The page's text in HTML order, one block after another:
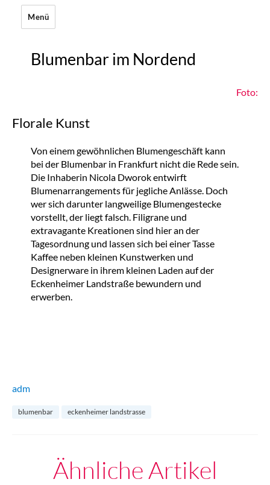
Menü
Blumenbar im Nordend
Foto:
Florale Kunst
Von einem gewöhnlichen Blumengeschäft kann
bei der Blumenbar in Frankfurt nicht die Rede sein.
Die Inhaberin Nicola Dworok entwirft
Blumenarrangements für jegliche Anlässe. Doch
wer sich darunter langweilige Blumengestecke
vorstellt, der liegt falsch. Filigrane und
extravagante Kreationen sind hier an der
Tagesordnung und lassen sich bei einer Tasse
Kaffee neben kleinen Kunstwerken und
Designerware in ihrem kleinen Laden auf der
Eckenheimer Landstraße bewundern und
erwerben.
adm
blumenbar eckenheimer landstrasse
Ähnliche Artikel